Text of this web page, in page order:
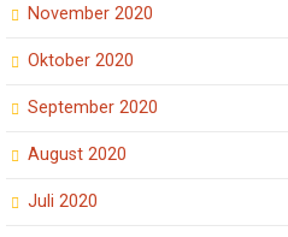
November 2020
Oktober 2020
September 2020
August 2020
Juli 2020